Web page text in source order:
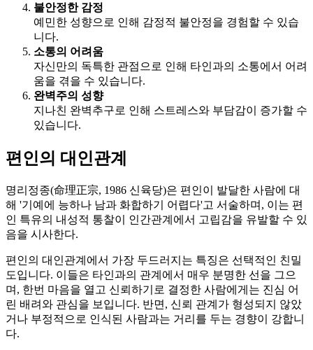
불안정한 감정
예민한 성향으로 인해 감정적 불안정을 경험할 수 있습
니다.
소통의 어려움
자신만의 독특한 관점으로 인해 타인과의 소통에서 어려
움을 겪을 수 있습니다.
완벽주의 성향
지나친 완벽추구로 인해 스트레스와 부담감이 증가할 수
있습니다.
편인의 대인관계
명리정종(命理正宗, 1986 신육당)은 편인이 발달한 사람에 대
해 '기예에 능하나 남과 화합하기 어렵다'고 서술하며, 이는 편
인 특유의 내성적 통찰이 인간관계에서 고립감을 유발할 수 있
음을 시사한다.
편인의 대인관계에서 가장 두드러지는 특징은 선택적인 친밀
도입니다. 이들은 타인과의 관계에서 매우 분명한 선을 그으
며, 한번 마음을 열고 신뢰하기로 결정한 사람에게는 진심 어
린 배려와 관심을 보입니다. 반면, 신뢰 관계가 형성되지 않았
거나 부정적으로 인식된 사람과는 거리를 두는 경향이 강합니
다.